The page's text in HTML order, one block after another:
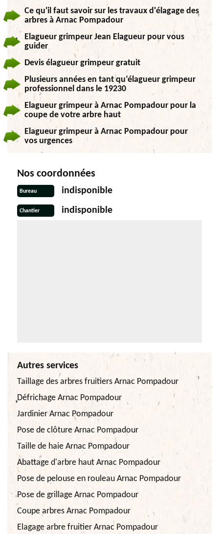
Ce qu'il faut savoir sur les travaux d'élagage des
arbres à Arnac Pompadour
Elagueur grimpeur Jean Elagueur pour vous
guider
Devis élagueur grimpeur gratuit
Plusieurs années en tant qu’élagueur grimpeur
professionnel dans le 19230
Elagueur grimpeur à Arnac Pompadour pour la
coupe de votre arbre haut
Elagueur grimpeur à Arnac Pompadour pour
vos urgences
Nos coordonnées
Bureau indisponible
Chantier indisponible
Autres services
Taillage des arbres fruitiers Arnac Pompadour
Défrichage Arnac Pompadour
Jardinier Arnac Pompadour
Pose de clôture Arnac Pompadour
Taille de haie Arnac Pompadour
Abattage d'arbre haut Arnac Pompadour
Pose de pelouse en rouleau Arnac Pompadour
Pose de grillage Arnac Pompadour
Coupe arbres Arnac Pompadour
Elagage arbre fruitier Arnac Pompadour